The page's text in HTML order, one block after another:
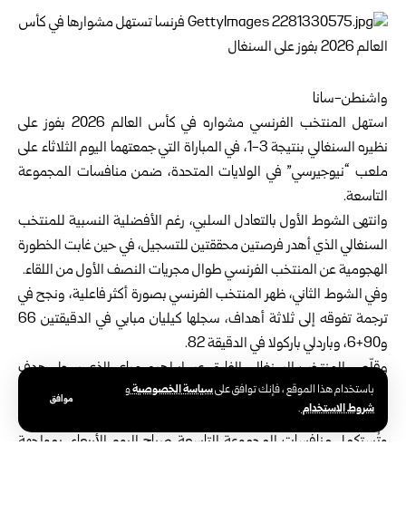
باستخدام هذا الموقع ، فإنك توافق علىسياسة الخصوصيةو
شروط الاستخدام.
موافق
واشنطن-سانا
استهلالمنتخب الفرنسيمشواره في كأس العالم 2026
بفوز على
نظيره السنغالي
بنتيجة 3-1، في المباراة التي جمعتهما اليوم الثلاثاء على
ملعب “نيوجيرسي” في الولايات المتحدة، ضمن منافسات المجموعة
التاسعة.
وانتهى الشوط الأول بالتعادل السلبي، رغم الأفضلية النسبية للمنتخب
السنغالي الذي أهدر فرصتين محققتين للتسجيل، في حين غابت الخطورة
الهجومية عن المنتخب الفرنسي طوال مجريات النصف الأول من اللقاء.
وفي الشوط الثاني، ظهر المنتخب الفرنسي بصورة أكثر فاعلية، ونجح في
ترجمة تفوقه إلى ثلاثة أهداف، سجلها كيليان مبابي في الدقيقتين 66
و90+6، وباردلي باركولا في الدقيقة 82.
وقلّص المنتخب السنغالي الفارق عبر إبراهيم مباي الذي سجل هدف
فريقه الوحيد في الدقيقة الخامسة من الوقت المحتسب بدلاً من الضائع
للشوط الثاني.
وتُستكمل منافسات المجموعة التاسعة صباح اليوم الأربعاء، بمواجهة